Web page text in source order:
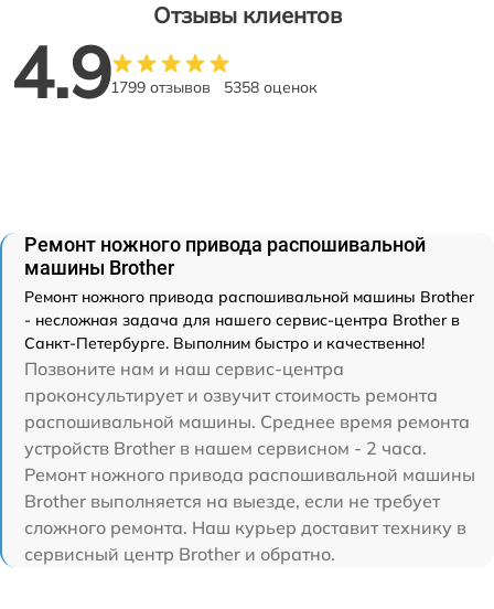
Отзывы клиентов
4.91799 отзывов 5358 оценок
Ремонт ножного привода распошивальной
машины Brother
Ремонт ножного привода распошивальной машины Brother
- несложная задача для нашего сервис-центра Brother в
Санкт-Петербурге. Выполним быстро и качественно!
Позвоните нам и наш сервис-центра
проконсультирует и озвучит стоимость ремонта
распошивальной машины. Среднее время ремонта
устройств Brother в нашем сервисном - 2 часа.
Ремонт ножного привода распошивальной машины
Brother выполняется на выезде, если не требует
сложного ремонта. Наш курьер доставит технику в
сервисный центр Brother и обратно.